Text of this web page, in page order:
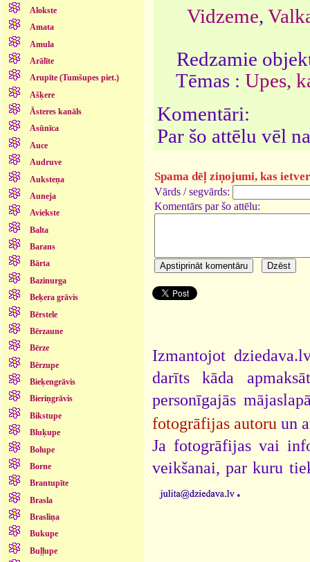
Alokste
Amata
Amula
Arālīte
Arupīte (Tumšupes piet.)
Ašķere
Āsteres kanāls
Asūnīca
Auce
Audruve
Auksteņa
Auneja
Aviekste
Balta
Barans
Bārta
Bazinurga
Beķera grāvis
Bērstele
Bērzaune
Bērze
Bērzupe
Bieķengrāvis
Bieriņgrāvis
Bikstupe
Bluķupe
Bolupe
Borne
Brantupīte
Brasla
Brasliņa
Bukupe
Buļļupe
Vidzeme,
Redzamie
Tēmas : Upes,
Komentāri:
Par šo attēlu vēl
Spama dēļ ziņojumi, kas
Vārds / segvārds:
Komentārs par šo attēlu:
Izmantojot
darīts kāda
personīgajās
fotogrāfijas autoru un
Ja fotogrāfijas vai
veikšanai, par kuru
.